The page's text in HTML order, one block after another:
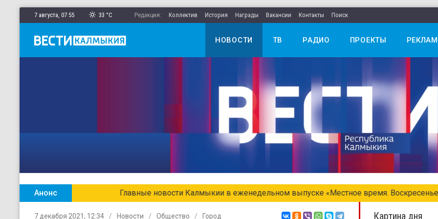
7 августа, 07:55 33 °C Редакция: Коллектив История Награды Вакансии Контакты Поиск
НОВОСТИ ТВ РАДИО ПРОЕКТЫ
Анонс Главные новости Калмыкии в еженедельном выпуске «Местное время. Воскресенье»
7 декабря 2021, 12:34 Новости Общество Город Картина дня